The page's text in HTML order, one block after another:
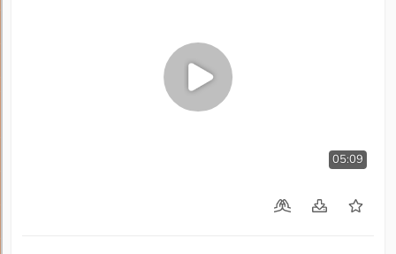
05:09